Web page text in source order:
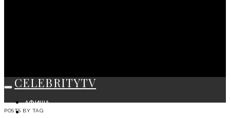
CELEBRITYTV
АФИША
СОБЫТИЯ
POSTS BY TAG